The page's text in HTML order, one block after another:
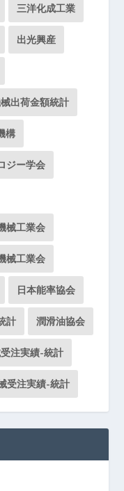
三洋化成工業
出光興産
出荷金額統計
構
ジー学会
械工業会
械工業会
日本能率協会
計 潤滑油協会
注実績-統計
受注実績-統計